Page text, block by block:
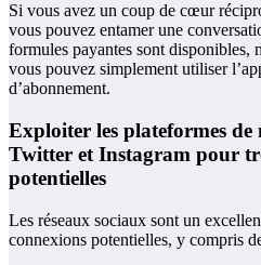
Si vous avez un coup de cœur
vous pouvez entamer une
formules payantes sont disponibles,
vous pouvez simplement utiliser
d’abonnement.
Exploiter les plateformes de
Twitter et Instagram pour
potentielles
Les réseaux sociaux sont un
connexions potentielles, y compris